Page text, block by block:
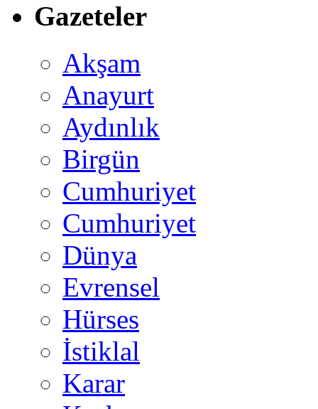
Gazeteler
Akşam
Anayurt
Aydınlık
Birgün
Cumhuriyet
Cumhuriyet
Dünya
Evrensel
Hürses
İstiklal
Karar